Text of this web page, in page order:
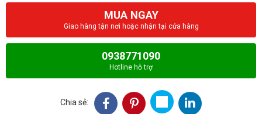
MUA NGAY
Giao hàng tận nơi hoặc nhận tại cửa hàng
0938771090
Hotline hỗ trợ
Chia sẻ: